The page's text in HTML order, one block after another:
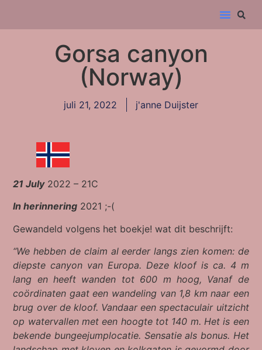
Gorsa canyon
(Norway)
juli 21, 2022 j'anne Duijster
21 July2022 – 21C
In herinnering 2021 ;-(
Gewandeld volgens het boekje! wat dit beschrijft:
“We hebben de claim al eerder langs zien komen: de
diepste canyon van Europa. Deze kloof is ca. 4 m
lang en heeft wanden tot 600 m hoog, Vanaf de
coördinaten gaat een wandeling van 1,8 km naar een
brug over de kloof. Vandaar een spectaculair uitzicht
op watervallen met een hoogte tot 140 m. Het is een
bekende bungeejumplocatie. Sensatie als bonus. Het